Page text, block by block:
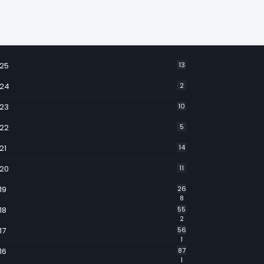
13
2
10
5
14
11
26
8
55
2
56
1
87
1